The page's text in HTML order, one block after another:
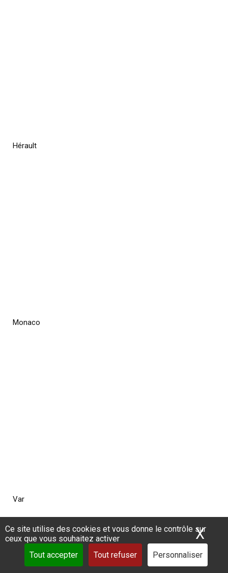
Ce site utilise des cookies et vous donne le contrôle sur
ceux que vous souhaitez activer
Tout accepter
Tout refuser Personnaliser
X
Hérault
Monaco
Var